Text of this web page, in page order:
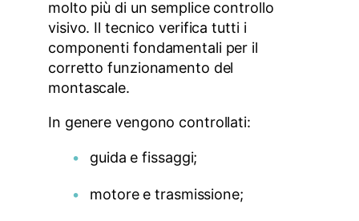
molto più di un semplice controllo
visivo. Il tecnico verifica tutti i
componenti fondamentali per il
corretto funzionamento del
montascale.
In genere vengono controllati:
guida e fissaggi;
motore e trasmissione;